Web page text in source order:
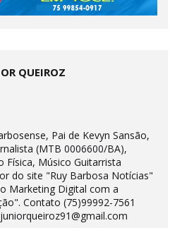
QUEIROZ
Pai de Kevyn Sansão,
(MTB 0006600/BA),
Física, Músico Guitarrista
do site "Ruy Barbosa Notícias"
Marketing Digital com a
Contato (75)99992-7561